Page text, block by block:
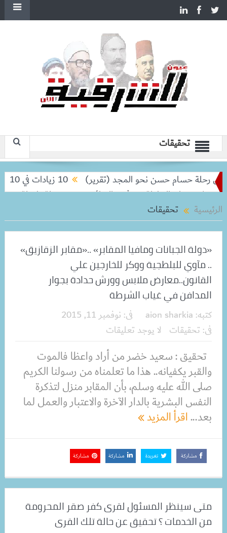
تحقيقات
رحلة حسام حسن نحو المجد (تقرير)
10 زيادات في 10 سنوات.. هل حان الوقت لرفع دعم البنزين نهائيا؟
تودعان البطولة من ثمن النهائي
بعد رحلة طويلة.. ميسي
الرئيسية
تحقيقات
«دولة الجبانات ومافيا المقابر» ..«مقابر الزقازيق»
.. مآوي للبلطجية ووكر للخارجين علي
القانون..معارض ملابس وورش حدادة بجوار
المدافن في غياب الشرطة
كتبه: aion sharkia فى: نوفمبر 11, 2015
فى: تحقيقات لا يوجد تعليقات
تحقيق : سعيد خضر من أراد واعظا فالموت
والقبر يكفيانه.. هذا ما تعلمناه من رسولنا الكريم
صلى الله عليه وسلم، بأن المقابر منزل لتذكرة
النفس البشرية بالدار الآخرة والاعتبار والعمل لما
بعد...اقرأ المزيد
مشاركة تغريدة مشاركة مشاركة
متى سينظر المسئول لقرى كفر صقر المحرومة
من الخدمات ؟ تحقيق عن حالة تلك القرى